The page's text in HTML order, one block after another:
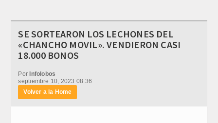
SE SORTEARON LOS LECHONES DEL
«CHANCHO MOVIL». VENDIERON CASI
18.000 BONOS
PorInfolobos
septiembre 10, 2023 08:36
Volver a la Home